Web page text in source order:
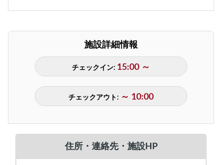
施設詳細情報
チェックイン: 15:00 ～
チェックアウト: ～ 10:00
住所・連絡先・施設HP